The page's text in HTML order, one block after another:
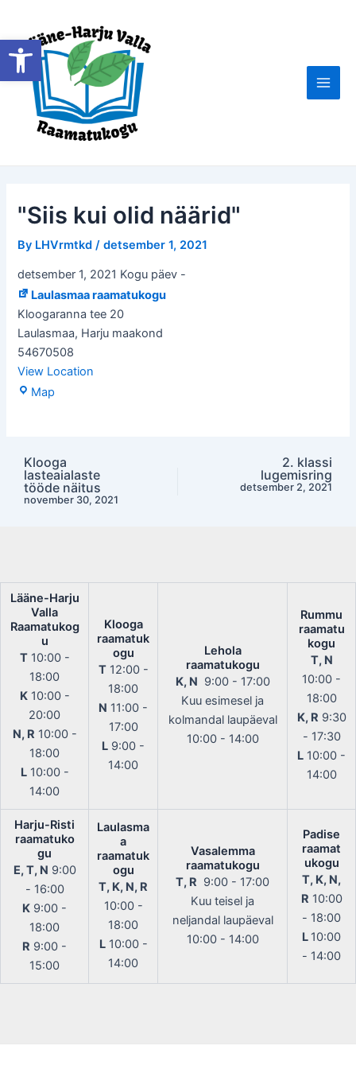
Open toolbar
content
Main
"Siis kui olid näärid"
By LHVrmtkd/detsember 1, 2021
detsember 1, 2021 Kogu päev -
Laulasmaa raamatukogu
Kloogaranna tee 20
Laulasmaa, Harju maakond
54670508
View Location
Map
Post
navigation
Klooga
lasteaialaste
tööde näitus
november 30, 2021
2. klassi
lugemisring
detsember 2, 2021
Lääne-Harju
Valla
Raamatukog
u
T10:00 -
18:00
K10:00 -
20:00
N, R 10:00 -
18:00
L10:00 -
14:00
Klooga
raamatuk
ogu
T12:00 -
18:00
N 11:00 -
17:00
L 9:00 -
14:00
Lehola
raamatukogu
K, N 9:00 - 17:00
Kuu esimesel ja
kolmandal laupäeval
10:00 - 14:00
Rummu
raamatu
kogu
T, N
10:00 -
18:00
K, R 9:30
- 17:30
L 10:00 -
14:00
Harju-Risti
raamatuko
gu
E, T, N 9:00
- 16:00
K 9:00 -
18:00
R 9:00 -
15:00
Laulasma
a
raamatuk
ogu
T, K, N, R
10:00 -
18:00
L10:00 -
14:00
Vasalemma
raamatukogu
T, R 9:00 - 17:00
Kuu teisel ja
neljandal laupäeval
10:00 - 14:00
Padise
raamat
ukogu
T, K, N,
R 10:00
- 18:00
L 10:00
- 14:00